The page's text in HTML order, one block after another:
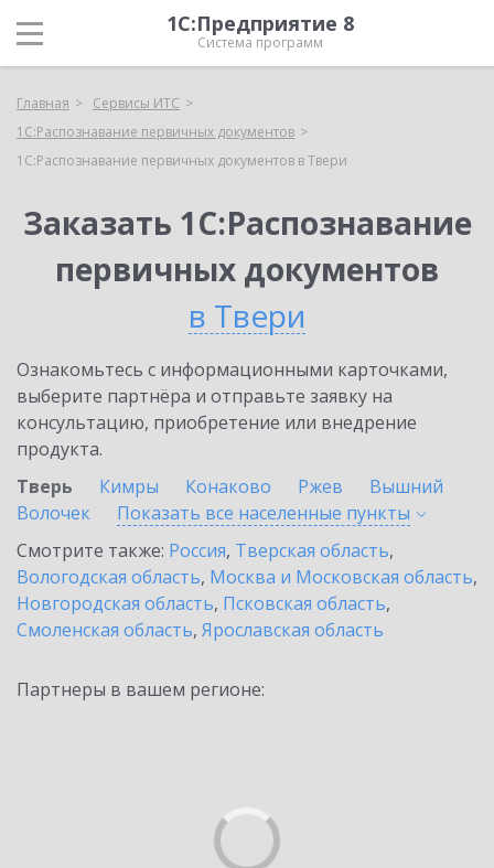
1С:Предприятие 8
Система программ
Главная
Сервисы ИТС
1С:Распознавание первичных документов
1С:Распознавание первичных документов в Твери
Заказать 1С:Распознавание
первичных документов
в Твери
Ознакомьтесь с информационными карточками,
выберите партнёра и отправьте заявку на
консультацию, приобретение или внедрение
продукта.
Тверь
Кимры Конаково Ржев
Вышний
Волочек
Показать все населенные пункты
Смотрите также: Россия, Тверская область,
Вологодская область, Москва и Московская область,
Новгородская область, Псковская область,
Смоленская область, Ярославская область
Партнеры в вашем регионе: